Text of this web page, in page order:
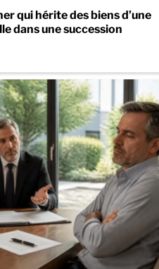
qui hérite des biens d’une
dans une succession